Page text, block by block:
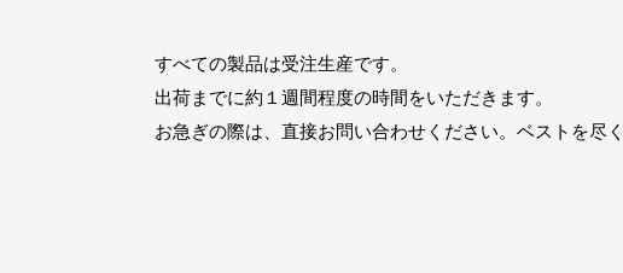
すべての製品は受注生産です。
出荷までに約１週間程度の時間をいただきます。
お急ぎの際は、直接お問い合わせください。ベストを尽く